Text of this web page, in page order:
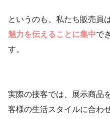
というのも、私たち販売員
魅力を伝えることに集中で
す。
実際の接客では、展示商品
客様の生活スタイルに合わ